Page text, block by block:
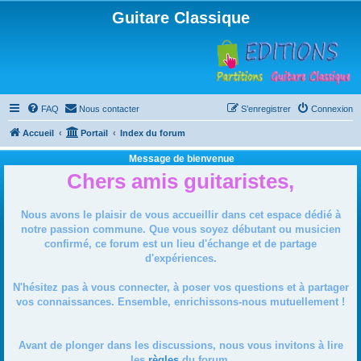
Guitare Classique
FAQ Nous contacter Connexion
S’enregistrer
Accueil Portail Index du forum
Message de bienvenue
Chers amis guitaristes,
Nous avons le plaisir de vous accueillir dans cet espace dédié à
notre passion commune. Que vous soyez débutant ou musicien
confirmé, ce forum est un lieu d'échange et de partage
d'expériences.
N'hésitez pas à vous connecter, à poser vos questions et à partager
vos connaissances. Ensemble, enrichissons-nous mutuellement !
Avant de plonger dans les discussions, nous vous invitons à lire